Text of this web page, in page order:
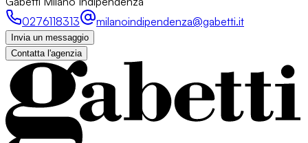
0276118313
milanoindipendenza@gabetti.it
Invia un messaggio
Contatta l'agenzia